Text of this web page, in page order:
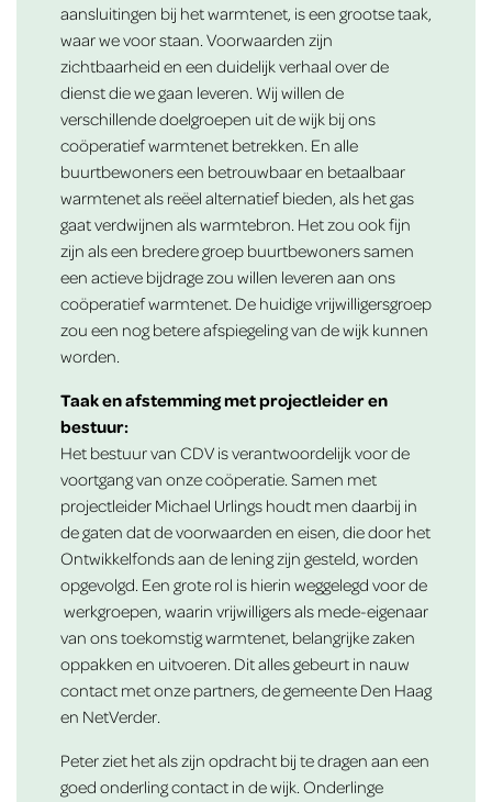
aansluitingen bij het warmtenet, is een grootse taak,
waar we voor staan. Voorwaarden zijn
zichtbaarheid en een duidelijk verhaal over de
dienst die we gaan leveren. Wij willen de
verschillende doelgroepen uit de wijk bij ons
coöperatief warmtenet betrekken. En alle
buurtbewoners een betrouwbaar en betaalbaar
warmtenet als reëel alternatief bieden, als het gas
gaat verdwijnen als warmtebron. Het zou ook fijn
zijn als een bredere groep buurtbewoners samen
een actieve bijdrage zou willen leveren aan ons
coöperatief warmtenet. De huidige vrijwilligersgroep
zou een nog betere afspiegeling van de wijk kunnen
worden.
Taak en afstemming met projectleider en
bestuur:
Het bestuur van CDV is verantwoordelijk voor de
voortgang van onze coöperatie. Samen met
projectleider Michael Urlings houdt men daarbij in
de gaten dat de voorwaarden en eisen, die door het
Ontwikkelfonds aan de lening zijn gesteld, worden
opgevolgd. Een grote rol is hierin weggelegd voor de
werkgroepen, waarin vrijwilligers als mede-eigenaar
van ons toekomstig warmtenet, belangrijke zaken
oppakken en uitvoeren. Dit alles gebeurt in nauw
contact met onze partners, de gemeente Den Haag
en NetVerder.
Peter ziet het als zijn opdracht bij te dragen aan een
goed onderling contact in de wijk. Onderlinge